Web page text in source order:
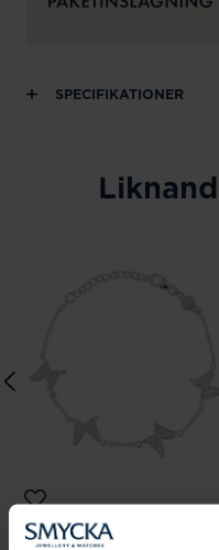
SPECIFIKATIONER
Carolina Gynning